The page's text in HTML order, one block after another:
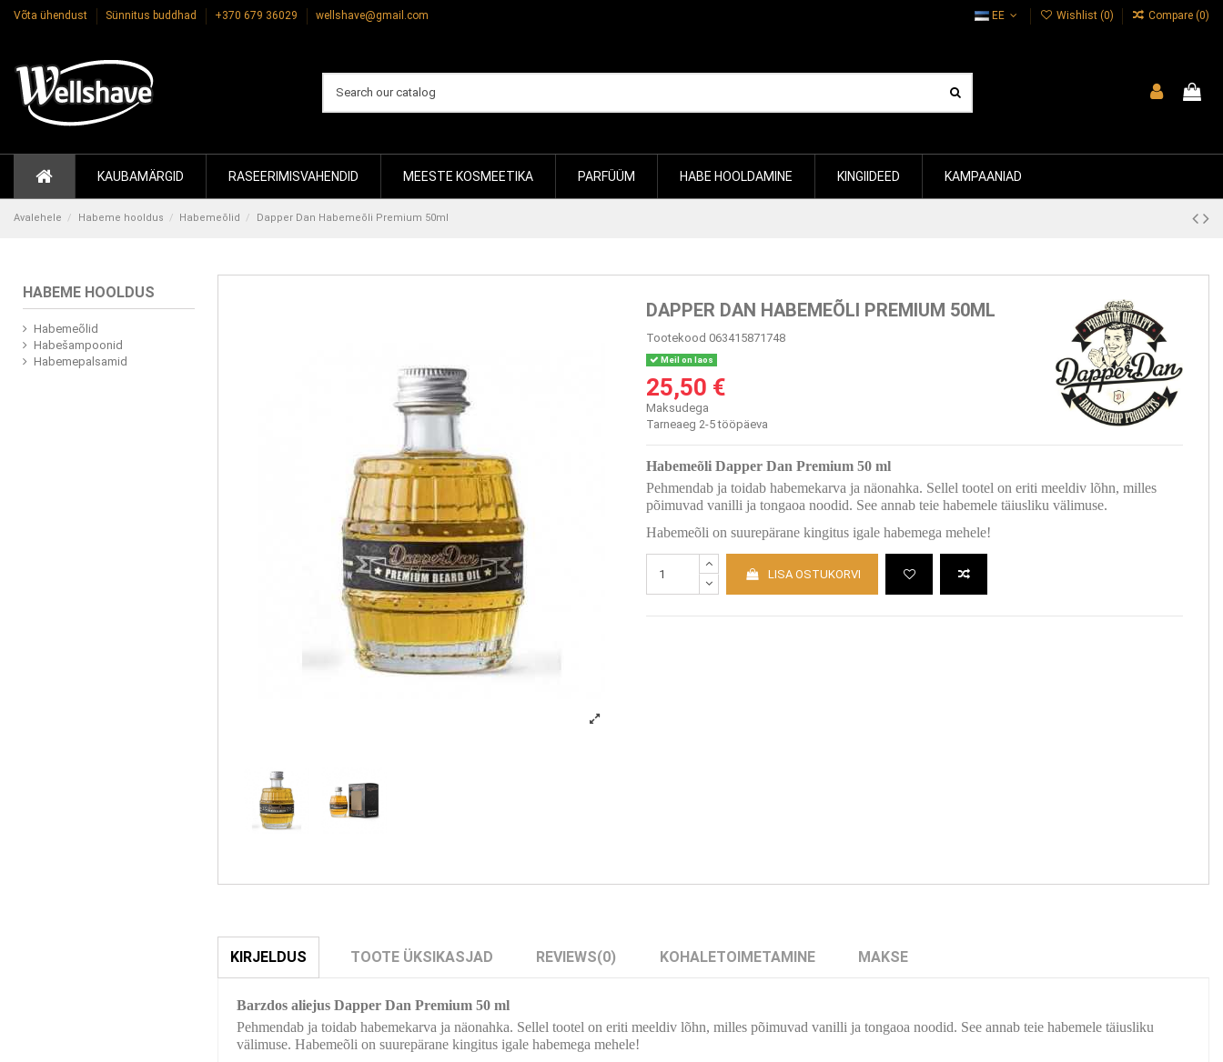
Võta ühendust Sünnitus buddhad +370 679 36029 wellshave@gmail.com EE Wishlist (0) Compare (0)
KAUBAMÄRGID RASEERIMISVAHENDID MEESTE KOSMEETIKA PARFÜÜM HABE HOOLDAMINE KINGIIDEED KAMPAANIAD
Avalehele Habeme hooldus Habemeõlid Dapper Dan Habemeõli Premium 50ml
DAPPER DAN HABEMEÕLI PREMIUM 50ML
Tootekood 063415871748
Meil on laos
25,50 €
Maksudega
Tarneaeg 2-5 tööpäeva
Habemeõli Dapper Dan Premium 50 ml
Pehmendab ja toidab habemekarva ja näonahka. Sellel tootel on eriti meeldiv lõhn, milles
põimuvad vanilli ja tongaoa noodid. See annab teie habemele täiusliku välimuse.
Habemeõli on suurepärane kingitus igale habemega mehele!
LISA OSTUKORVI
KIRJELDUS TOOTE ÜKSIKASJAD REVIEWS(0) KOHALETOIMETAMINE MAKSE
Barzdos aliejus Dapper Dan Premium 50 ml
Pehmendab ja toidab habemekarva ja näonahka. Sellel tootel on eriti meeldiv lõhn, milles põimuvad vanilli ja tongaoa noodid. See annab teie habemele täiusliku
välimuse. Habemeõli on suurepärane kingitus igale habemega mehele!
HABEME HOOLDUS
Habemeõlid
Habešampoonid
Habemepalsamid